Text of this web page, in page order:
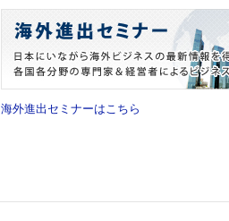
海外進出セミナーはこちら